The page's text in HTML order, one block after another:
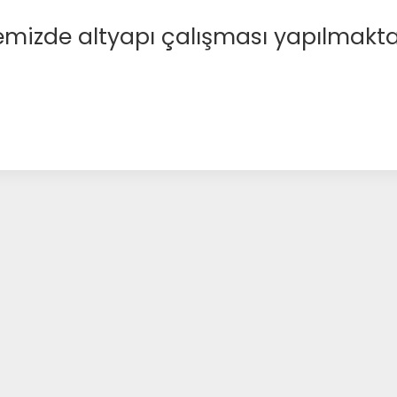
altyapı çalışması